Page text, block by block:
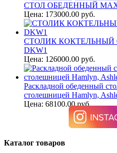
СТОЛ ОБЕДЕННЫЙ
Цена: 173000.00 руб.
СТОЛИК КОКТЕЛЬНЫЙ
DKW1
Цена: 126000.00 руб.
Раскладной обеденный
столешницей Hamlyn,
Цена: 68100.00 руб.
Каталог товаров